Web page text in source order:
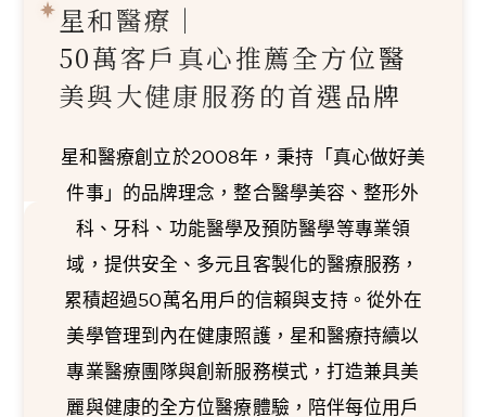
星和醫療｜
50萬客戶真心推薦全方位醫
美與大健康服務的首選品牌
星和醫療創立於2008年，秉持「真心做好美
件事」的品牌理念，整合醫學美容、整形外
科、牙科、功能醫學及預防醫學等專業領
域，提供安全、多元且客製化的醫療服務，
累積超過50萬名用戶的信賴與支持。從外在
美學管理到內在健康照護，星和醫療持續以
專業醫療團隊與創新服務模式，打造兼具美
麗與健康的全方位醫療體驗，陪伴每位用戶